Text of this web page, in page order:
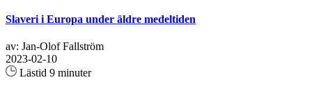
Slaveri i Europa under äldre medeltiden
av: Jan-Olof Fallström
2023-02-10
Lästid 9 minuter